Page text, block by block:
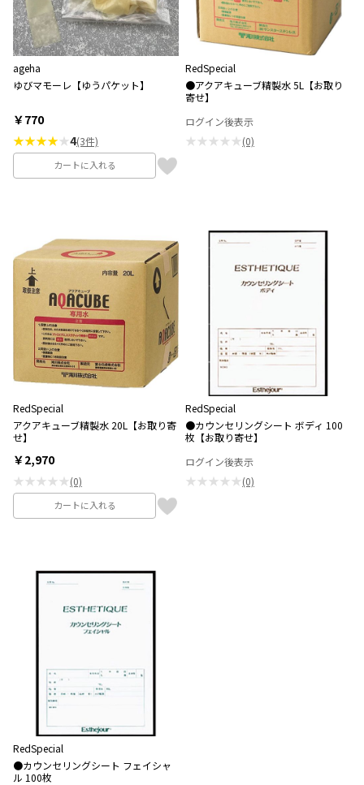
ageha
ゆびマモーレ【ゆうパケット】
￥770
★★★★★4(3件)
カートに入れる
RedSpecial
●アクアキューブ精製水 5L【お取り
寄せ】
ログイン後表示
★★★★★(0)
RedSpecial
アクアキューブ精製水 20L【お取り寄
せ】
￥2,970
★★★★★(0)
カートに入れる
RedSpecial
●カウンセリングシート ボディ 100
枚【お取り寄せ】
ログイン後表示
★★★★★(0)
RedSpecial
●カウンセリングシート フェイシャ
ル 100枚